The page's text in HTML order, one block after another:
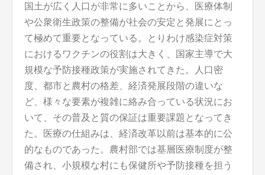
国土が広く人口が非常に多いことから、医療体制
や公衆衛生政策の整備が社会の安定と発展にとっ
て極めて重要となっている。
とりわけ感染症対策
におけるワクチンの役割は大きく、国家主導で大
規模な予防接種政策が実施されてきた。人口密
度、都市と農村の格差、経済発展段階の違いな
ど、様々な要素が複雑に絡み合っている状況にお
いて、その普及と質の保証は重要課題となってき
た。医療の仕組みは、経済改革以前は基本的に公
的なものであった。農村部では基層医療制度が整
備され、小規模な村にも保健所や予防接種を担う